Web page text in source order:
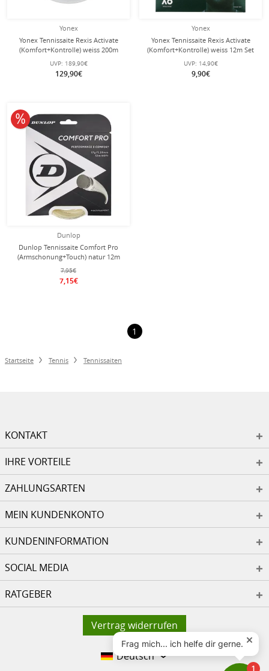
Yonex
Yonex Tennissaite Rexis Activate
(Komfort+Kontrolle) weiss 200m
Rolle
UVP: 189,90€
129,90€
Yonex
Yonex Tennissaite Rexis Activate
(Komfort+Kontrolle) weiss 12m Set
UVP: 14,90€
9,90€
Dunlop
Dunlop Tennissaite Comfort Pro
(Armschonung+Touch) natur 12m
Set
7,95€
7,15€
10% reduziert
1
Startseite Tennis Tennissaiten
KONTAKT
IHRE VORTEILE
ZAHLUNGSARTEN
MEIN KUNDENKONTO
KUNDENINFORMATION
SOCIAL MEDIA
RATGEBER
Vertrag widerrufen
Deutsch